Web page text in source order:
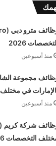
2026
منذ أسبوعين
في مختلف
منذ أسبوعين
التخصصات 2026